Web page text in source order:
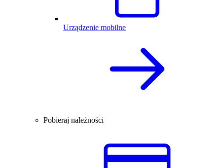
Urządzenie mobilne
Pobieraj należności